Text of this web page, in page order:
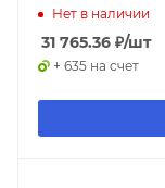
Нет в наличии
31 765.36 ₽/шт
+ 635 на счет